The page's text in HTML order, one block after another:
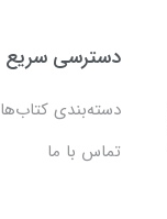
دسترسی سریع
دسته‌بندی کتاب‌ها
تماس با ما